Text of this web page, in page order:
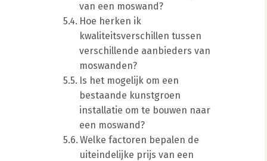
van een moswand?
Hoe herken ik
kwaliteitsverschillen tussen
verschillende aanbieders van
moswanden?
Is het mogelijk om een
bestaande kunstgroen
installatie om te bouwen naar
een moswand?
Welke factoren bepalen de
uiteindelijke prijs van een